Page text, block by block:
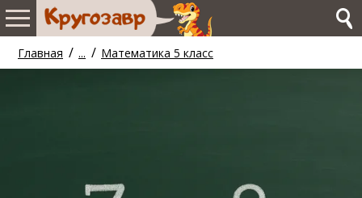
Главная / ... / Математика 5 класс